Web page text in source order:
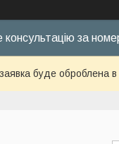
за
буде оброблена